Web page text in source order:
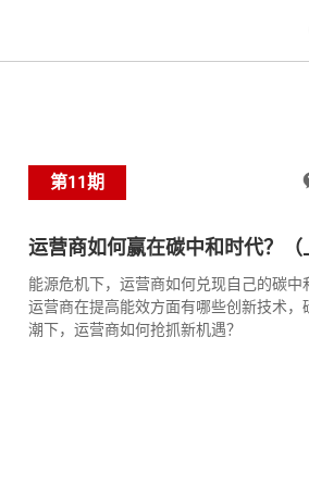
第11期
运营商如何赢在碳中和时代？（
能源危机下，运营商如何兑现自己的碳中
运营商在提高能效方面有哪些创新技术，
潮下，运营商如何抢抓新机遇？